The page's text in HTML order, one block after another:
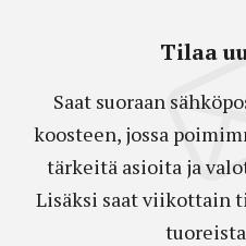
Tilaa
Saat suoraan
koosteen, jossa
tärkeitä asioita ja
Lisäksi saat viikottain